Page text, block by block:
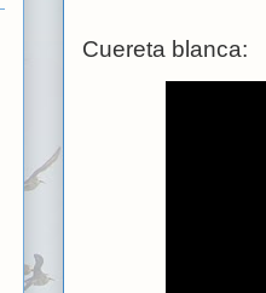
Cuereta blanca: